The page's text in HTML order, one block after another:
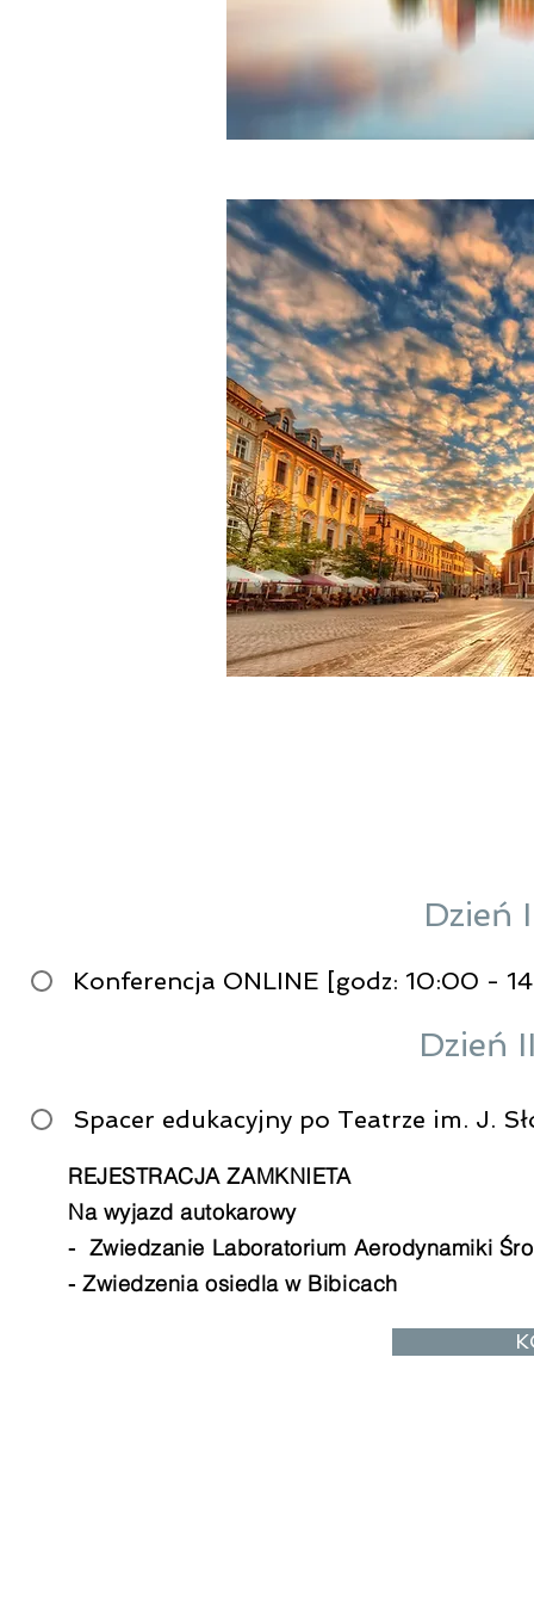
Dzień
Konferencja ONLINE [godz: 10:00 -
Dzień
Spacer edukacyjny po Teatrze im. J.
REJESTRACJA ZAMKNIETA
Na wyjazd autokarowy
- Zwiedzanie Laboratorium Aerodynamiki
- Zwiedzenia osiedla w Bibicach